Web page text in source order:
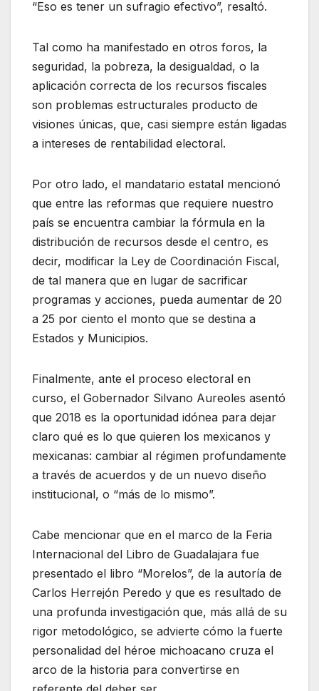
“Eso es tener un sufragio efectivo”, resaltó.
Tal como ha manifestado en otros foros, la
seguridad, la pobreza, la desigualdad, o la
aplicación correcta de los recursos fiscales
son problemas estructurales producto de
visiones únicas, que, casi siempre están ligadas
a intereses de rentabilidad electoral.
Por otro lado, el mandatario estatal mencionó
que entre las reformas que requiere nuestro
país se encuentra cambiar la fórmula en la
distribución de recursos desde el centro, es
decir, modificar la Ley de Coordinación Fiscal,
de tal manera que en lugar de sacrificar
programas y acciones, pueda aumentar de 20
a 25 por ciento el monto que se destina a
Estados y Municipios.
Finalmente, ante el proceso electoral en
curso, el Gobernador Silvano Aureoles asentó
que 2018 es la oportunidad idónea para dejar
claro qué es lo que quieren los mexicanos y
mexicanas: cambiar al régimen profundamente
a través de acuerdos y de un nuevo diseño
institucional, o “más de lo mismo”.
Cabe mencionar que en el marco de la Feria
Internacional del Libro de Guadalajara fue
presentado el libro “Morelos”, de la autoría de
Carlos Herrejón Peredo y que es resultado de
una profunda investigación que, más allá de su
rigor metodológico, se advierte cómo la fuerte
personalidad del héroe michoacano cruza el
arco de la historia para convertirse en